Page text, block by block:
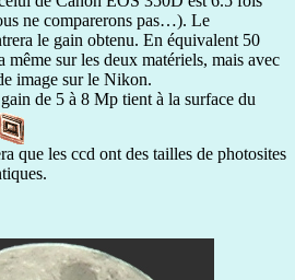
ne comparerons pas…). Le
le gain obtenu. En équivalent 50
même sur les deux matériels, mais avec
image sur le Nikon.
de 5 à 8 Mp tient à la surface du
que les ccd ont des tailles de photosites